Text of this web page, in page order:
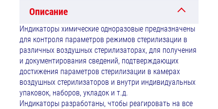
Описание
Индикаторы химические одноразовые предназначены
для контроля параметров режимов стерилизации в
различных воздушных стерилизаторах, для получения
и документирования сведений, подтверждающих
достижения параметров стерилизации в камерах
воздушных стерилизаторов и внутри индивидуальных
упаковок, наборов, укладок и т.д.
Индикаторы разработаны, чтобы реагировать на все